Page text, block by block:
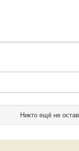
Никто ещё не